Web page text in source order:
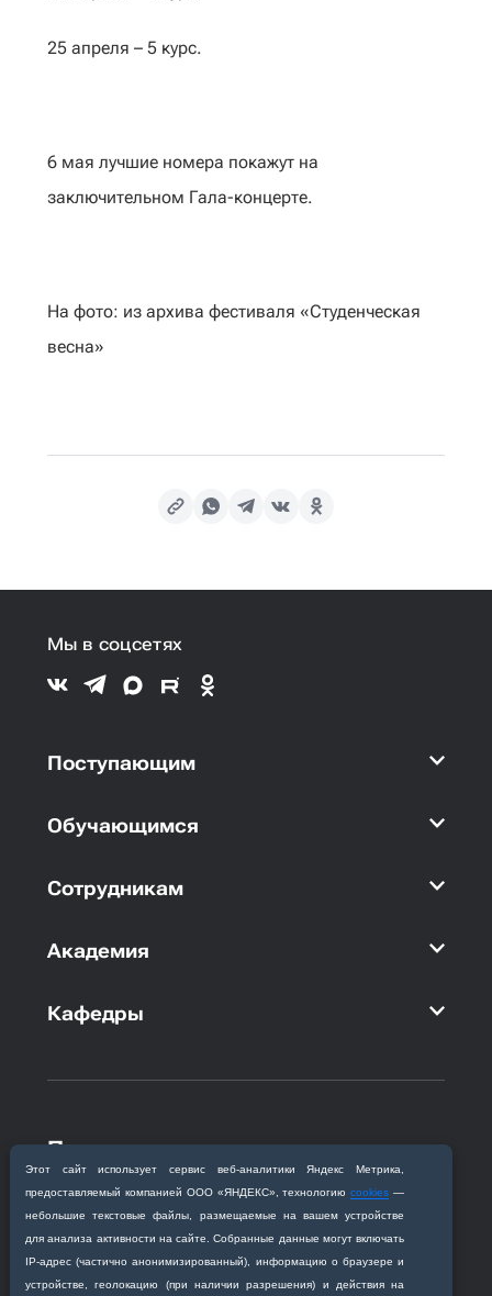
25 апреля – 5 курс.
6 мая лучшие номера покажут на
заключительном Гала-концерте.
На фото: из архива фестиваля «Студенческая
весна»
Этот сайт использует сервис веб‑аналитики Яндекс Метрика,
предоставляемый компанией ООО «ЯНДЕКС», технологиюcookies —
небольшие текстовые файлы, размещаемые на вашем устройстве
для анализа активности на сайте. Собранные данные могут включать
IP‑адрес (частично анонимизированный), информацию о браузере и
устройстве, геолокацию (при наличии разрешения) и действия на
Мы в соцсетях
Поступающим
Обучающимся
Сотрудникам
Академия
Кафедры
Приемная комиссия
Благовещенск, ул. Горького, 95
+7 (4162) 319‒016
abitur@amursma.su
Сведения об образовательной
организации